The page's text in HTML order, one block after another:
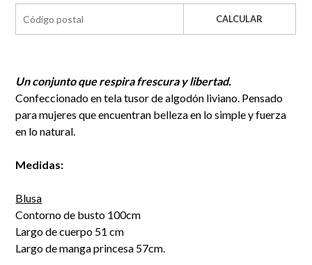
CALCULAR
Un conjunto que respira frescura y libertad.
Confeccionado en tela tusor de algodón liviano. Pensado
paramujeres que encuentran belleza en lo simple y fuerza
en lo natural.
Medidas:
Blusa
Contorno de busto 100cm
Largo de cuerpo 51 cm
Largo de manga princesa 57cm.